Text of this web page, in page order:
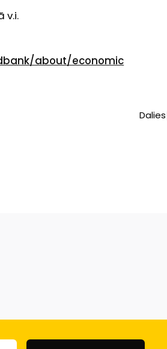
v.i.
about/economic
Dalies